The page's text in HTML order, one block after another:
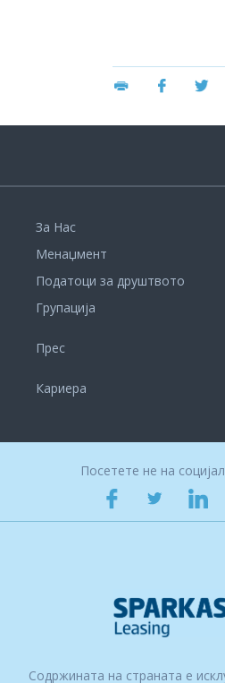
За Нас
Менаџмент
Податоци за друштвото
Групација
Прес
Кариера
Посетете не на
Содржината на страната е